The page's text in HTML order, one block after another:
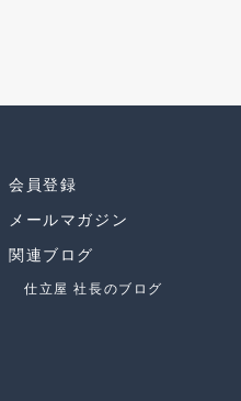
会員登録
メールマガジン
関連ブログ
仕立屋 社長のブログ